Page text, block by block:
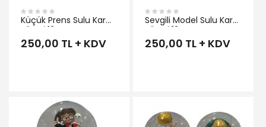
Küçük Prens Sulu Kar
Küresi 12 cm
250,00 TL + KDV
Sevgili Model Sulu Kar
Küresi 12 cm
250,00 TL + KDV
İNCELE